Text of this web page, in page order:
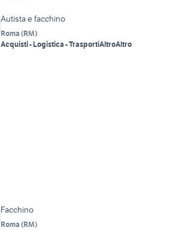
Autista e facchino
Roma (RM)
Acquisti - Logistica - TrasportiAltroAltro
Facchino
Roma (RM)